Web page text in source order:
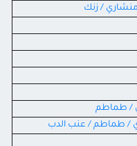
/ زنك
/ طماطم
/ طماطم / عنب الدب